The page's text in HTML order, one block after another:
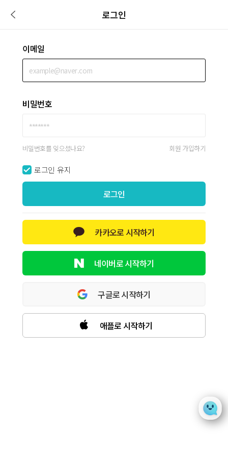
로그인
이메일
비밀번호
비밀번호를 잊으셨나요? 회원 가입하기
로그인 유지
로그인
카카오로 시작하기
네이버로 시작하기
구글로 시작하기
애플로 시작하기